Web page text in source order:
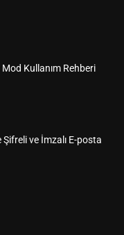
Mod Kullanım Rehberi
ve İmzalı E-posta